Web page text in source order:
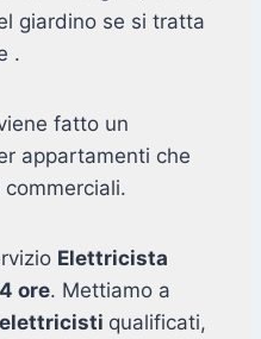
giardino se si tratta
.
fatto un
appartamenti che
Elettricista
ore. Mettiamo a
elettricisti qualificati,